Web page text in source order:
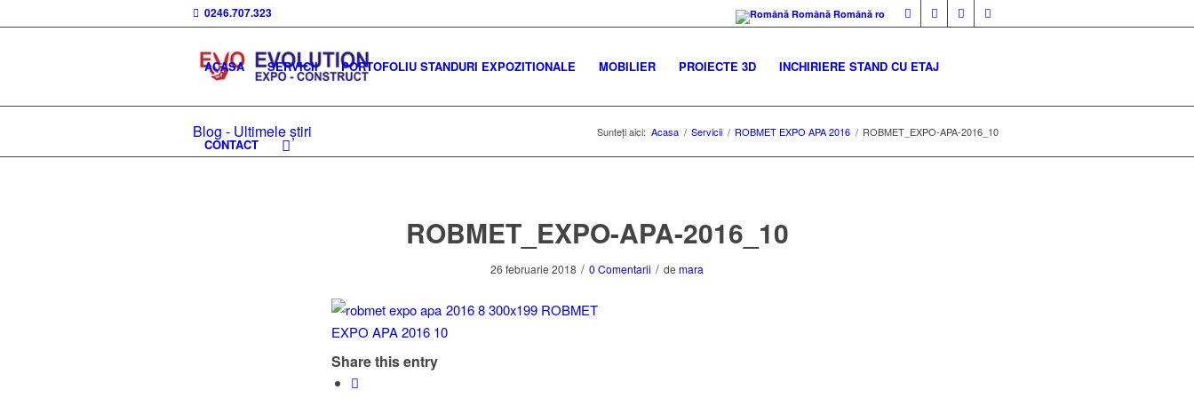
Română Română ro
0246.707.323
ACASA SERVICII PORTOFOLIU STANDURI EXPOZITIONALE MOBILIER PROIECTE 3D INCHIRIERE STAND CU ETAJ
CONTACT
Blog - Ultimele știri Sunteți aici: Acasa / Servicii / ROBMET EXPO APA 2016 / ROBMET_EXPO-APA-2016_10
ROBMET_EXPO-APA-2016_10
26 februarie 2018 / 0 Comentarii / demara
Share this entry